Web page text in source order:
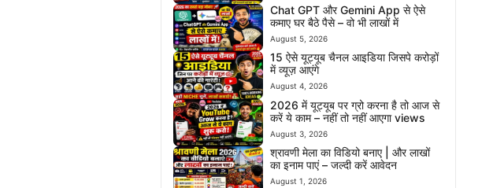
Chat GPT और Gemini App से ऐसे
कमाए घर बैठे पैसे – वो भी लाखों में
August 5, 2026
15 ऐसे यूट्यूब चैनल आइडिया जिसपे करोड़ों
में व्यूज़ आएंगे
August 4, 2026
2026 में यूट्यूब पर ग्रो करना है तो आज से
करें ये काम – नहीं तो नहीं आएगा views
August 3, 2026
श्रावणी मेला का विडियो बनाए | और लाखों
का इनाम पाएं – जल्दी करें आवेदन
August 1, 2026